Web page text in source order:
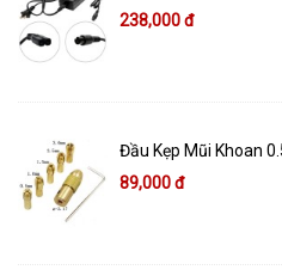
238,000 đ
Đầu Kẹp Mũi Khoan
89,000 đ